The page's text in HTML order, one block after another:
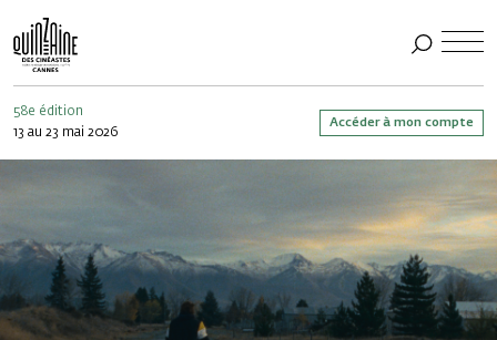
58e édition
13 au 23 mai 2026
Accéder à mon compte